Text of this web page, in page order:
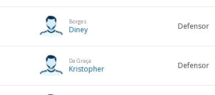
Borges
Diney Defensor
Da Graça
Kristopher Defensor